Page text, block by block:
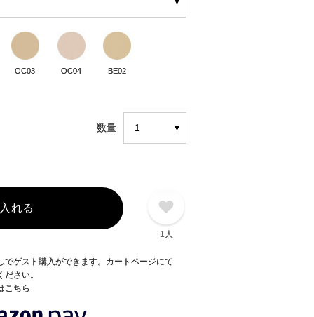
OC03 OC04 BE02
数量
れる
1人
ゲスト購入ができます。カートページにて
さい。
こちら